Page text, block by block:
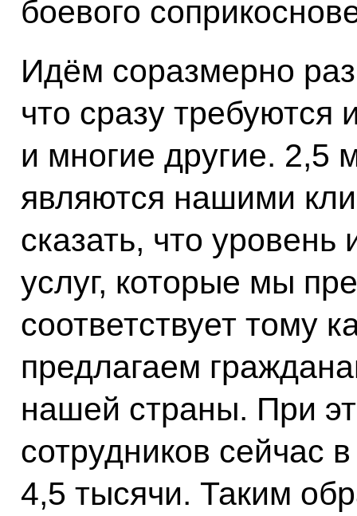
боевого
Идём соразмерно
что сразу
и многие другие. 2,5
являются нашими
сказать, что уровень
услуг, которые мы
соответствует тому
предлагаем
нашей страны. При
сотрудников сейчас
4,5 тысячи. Таким